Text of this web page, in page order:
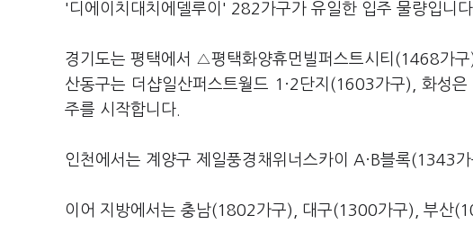
'디에이치대치에델루이' 282가구가 유일한 입주 물량입니다.
경기도는 평택에서 △평택화양휴먼빌퍼스트시티(1468가
산동구는 더샵일산퍼스트월드 1·2단지(1603가구), 화성
주를 시작합니다.
인천에서는 계양구 제일풍경채위너스카이 A·B블록(1343
이어 지방에서는 충남(1802가구), 대구(1300가구), 부산